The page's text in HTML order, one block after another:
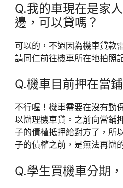
Q.我的車現在是家
邊，可以貸嗎？
可以的，不過因為機車貸款
請同仁前往機車所在地拍照
Q.機車目前押在當
不行喔！機車需要在沒有動
以辦理機車貸。之前向當鋪
子的債權抵押給對方了，所
子的債權之前，是無法再辦
Q.學生買機車分期